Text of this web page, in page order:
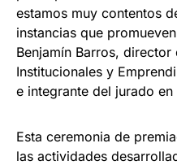
estamos muy contentos
instancias que
Benjamín Barros, director
Institucionales y
e integrante del jurado
Esta ceremonia de
las actividades